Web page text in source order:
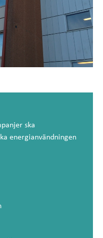
ska
energianvändningen